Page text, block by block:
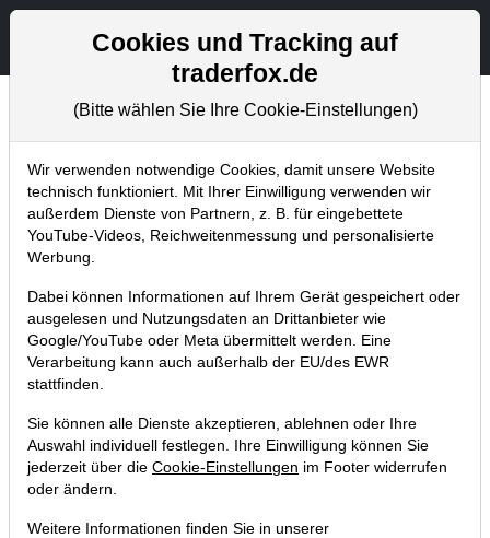
Aktien- und Artikelsuche
Tradingerfolge
Home Blog Tradingerfolge
US-Musterdepotwert Intel
explodiert um 25 % nach NVIDIA-
Deal!
19.09.2025 um 10:56 Uhr | J. Meyer
Cookies und Tracking auf
traderfox.de
(Bitte wählen Sie Ihre Cookie-Einstellungen)
Wir verwenden notwendige Cookies, damit unsere Website
technisch funktioniert. Mit Ihrer Einwilligung verwenden wir
außerdem Dienste von Partnern, z. B. für eingebettete
YouTube-Videos, Reichweitenmessung und personalisierte
Werbung.
Dabei können Informationen auf Ihrem Gerät gespeichert oder
ausgelesen und Nutzungsdaten an Drittanbieter wie
Google/YouTube oder Meta übermittelt werden. Eine
Verarbeitung kann auch außerhalb der EU/des EWR
stattfinden.
Sie können alle Dienste akzeptieren, ablehnen oder Ihre
Auswahl individuell festlegen. Ihre Einwilligung können Sie
jederzeit über die Cookie-Einstellungen im Footer widerrufen
oder ändern.
Weitere Informationen finden Sie in unserer